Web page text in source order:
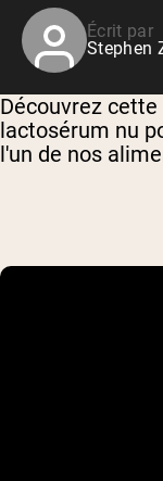
Écrit par
Stephen
Découvrez
lactosérum nu
l'un de nos